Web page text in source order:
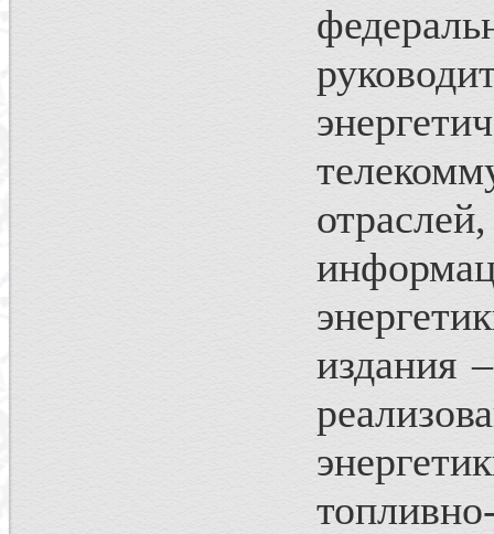
издания